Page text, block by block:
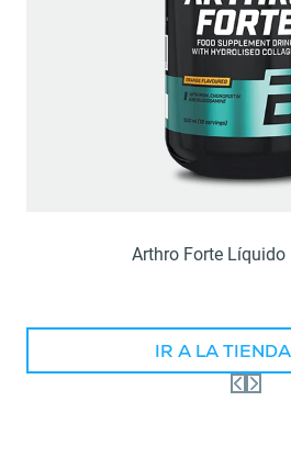
Arthro Forte
IR A LA